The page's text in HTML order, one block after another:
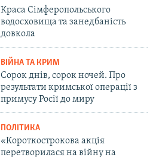
Краса Сімферопольського
водосховища та занедбаність
довкола
ВІЙНА ТА КРИМ
Сорок днів, сорок ночей. Про
результати кримської операції з
примусу Росії до миру
ПОЛІТИКА
«Короткострокова акція
перетворилася на війну на